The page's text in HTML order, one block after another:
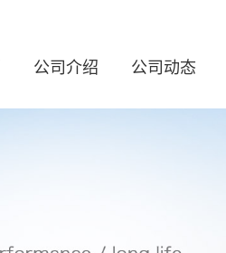
公司介绍 公司动态